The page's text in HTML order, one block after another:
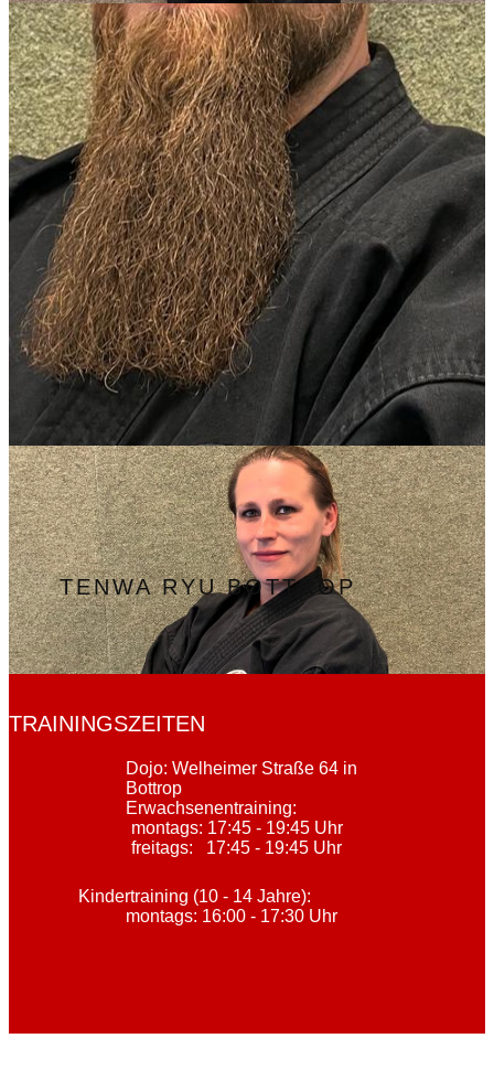
TENWA RYU BOTTROP
TRAININGSZEITEN
Dojo: Welheimer Straße 64 in
Bottrop
Erwachsenentraining:
montags: 17:45 - 19:45 Uhr
freitags: 17:45 - 19:45 Uhr
Kindertraining (10 - 14 Jahre):
montags: 16:00 - 17:30 Uhr